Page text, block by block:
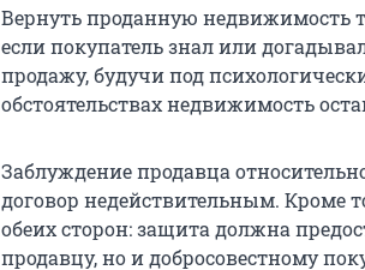
Вернуть проданную недвижимость
если покупатель знал или
продажу, будучи под
обстоятельствах недвижимость
Заблуждение продавца
договор недействительным. Кроме
обеих сторон: защита должна
продавцу, но и добросовестному